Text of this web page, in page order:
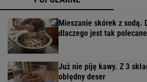
Mieszanie skórek z sodą.
dlaczego jest tak
Już nie piję kawy. Z 3
obłędny deser